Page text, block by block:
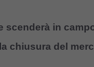
scenderà in
chiusura del